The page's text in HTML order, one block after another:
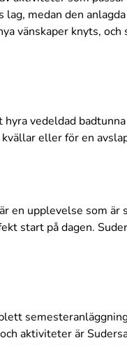
medan den
vänskaper knyts,
vedeldad
eller för en
en upplevelse som
start på dagen.
aktiviteter är